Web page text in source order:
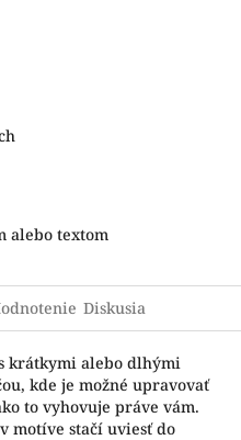
alebo textom
Diskusia
krátkymi alebo dlhými
kde je možné upravovať
to vyhovuje práve vám.
motíve stačí uviesť do